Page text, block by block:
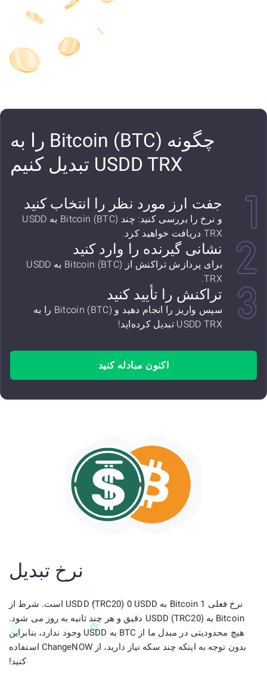
چگونه Bitcoin (BTC) را به
USDD TRX تبدیل کنیم
جفت ارز مورد نظر را انتخاب کنید
و نرخ را بررسی کنید: چند Bitcoin (BTC) به USDD
TRX دریافت خواهید کرد.
نشانی گیرنده را وارد کنید
برای پردازش تراکنش از Bitcoin (BTC) به USDD
TRX.
تراکنش را تأیید کنید
سپس واریز را انجام دهید و Bitcoin (BTC) را به
USDD TRX تبدیل کرده‌اید!
اکنون مبادله کنید
نرخ تبدیل
نرخ فعلی 1 Bitcoin به USDD (TRC20) 0 USDD است. شرط از
Bitcoin به USDD (TRC20) دقیق و هر چند ثانیه به روز می شود.
هیچ محدودیتی در مبدل ما از BTC به USDD وجود ندارد، بنابراین
بدون توجه به اینکه چند سکه نیاز دارید، از ChangeNOW استفاده
کنید!